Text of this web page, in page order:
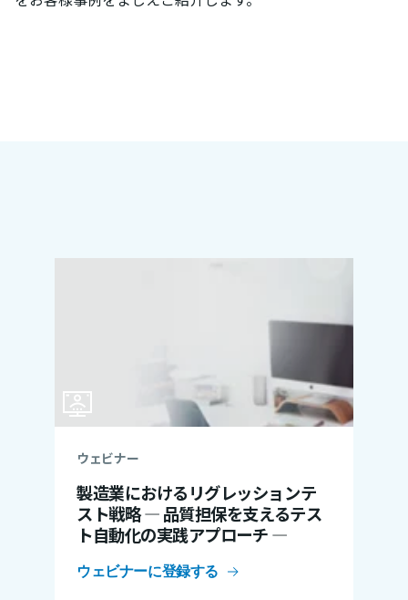
ウェビナー
製造業におけるリグレッションテ
スト戦略 ― 品質担保を支えるテス
ト自動化の実践アプローチ ―
ウェビナーに登録する